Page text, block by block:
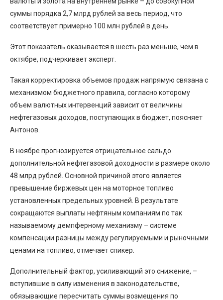
суммы порядка 2,7 млрд рублей за весь период, что
соответствует примерно 100 млн рублей в день.
Этот показатель оказывается в шесть раз меньше, чем в
октябре, подчеркивает эксперт.
Такая корректировка объемов продаж напрямую связана с
механизмом бюджетного правила, согласно которому
объем валютных интервенций зависит от величины
нефтегазовых доходов, поступающих в бюджет, поясняет
Антонов.
В ноябре прогнозируется отрицательное сальдо
дополнительной нефтегазовой доходности в размере около
48 млрд рублей. Основной причиной этого является
превышение биржевых цен на моторное топливо
установленных предельных уровней. В результате
сокращаются выплаты нефтяным компаниям по так
называемому демпферному механизму – системе
компенсации разницы между регулируемыми и рыночными
ценами на топливо, отмечает спикер.
Дополнительный фактор, усиливающий это снижение, –
вступившие в силу изменения в законодательстве,
обязывающие пересчитать суммы возмещения по